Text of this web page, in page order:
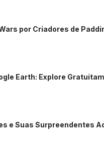
por Criadores de
Earth: Explore
e Suas Surpreendentes